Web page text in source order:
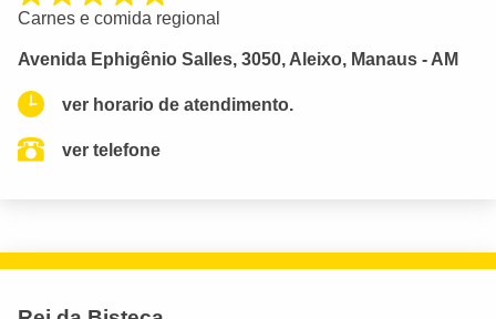
Carnes e comida regional
Avenida Ephigênio Salles, 3050, Aleixo, Manaus - AM
ver horario de atendimento.
ver telefone